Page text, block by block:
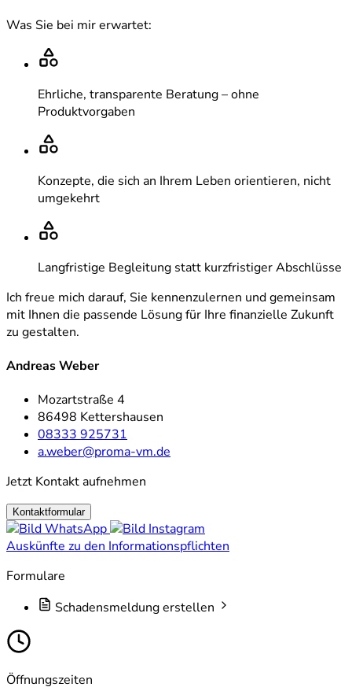
Was Sie bei mir erwartet:
Ehrliche, transparente Beratung – ohne
Produktvorgaben
Konzepte, die sich an Ihrem Leben orientieren, nicht
umgekehrt
Langfristige Begleitung statt kurzfristiger Abschlüsse
Ich freue mich darauf, Sie kennenzulernen und gemeinsam
mit Ihnen die passende Lösung für Ihre finanzielle Zukunft
zu gestalten.
Andreas Weber
Mozartstraße 4
86498 Kettershausen
08333 925731
a.weber@proma-vm.de
Jetzt Kontakt aufnehmen
Kontaktformular
Auskünfte zu den Informationspflichten
Formulare
Schadensmeldung erstellen
Öffnungszeiten